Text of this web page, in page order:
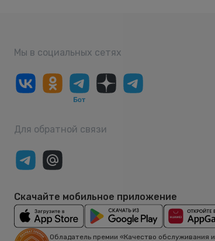
Мы в социальных сетях
Для обратной связи
Скачайте мобильное приложение
Обладатель премии «Качество обслуживания и